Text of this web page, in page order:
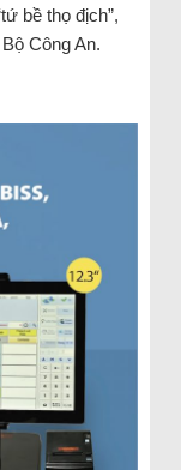
bề thọ địch”,
Công An.